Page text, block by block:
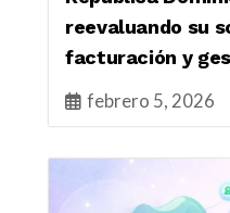
reevaluando su
facturación y
febrero 5, 2026